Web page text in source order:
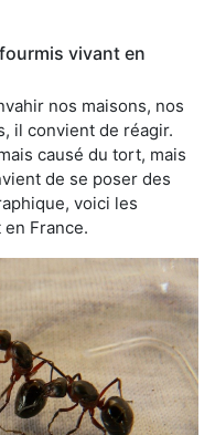
vivant en
nos maisons, nos
il convient de réagir.
causé du tort, mais
de se poser des
voici les
France.